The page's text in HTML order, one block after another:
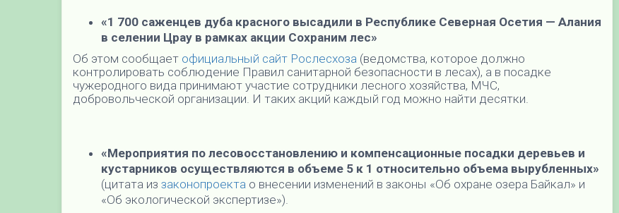
«1 700 саженцев дуба красного высадили в Республике Северная Осетия — Алания
в селении Црау в рамках акции Сохраним лес»
Об этом сообщает официальный сайт Рослесхоза (ведомства, которое должно
контролировать соблюдение Правил санитарной безопасности в лесах), а в посадке
чужеродного вида принимают участие сотрудники лесного хозяйства, МЧС,
добровольческой организации. И таких акций каждый год можно найти десятки.
«Мероприятия по лесовосстановлению и компенсационные посадки деревьев и
кустарников осуществляются в объеме 5 к 1 относительно объема вырубленных»
(цитата из законопроекта о внесении изменений в законы «Об охране озера Байкал» и
«Об экологической экспертизе»).